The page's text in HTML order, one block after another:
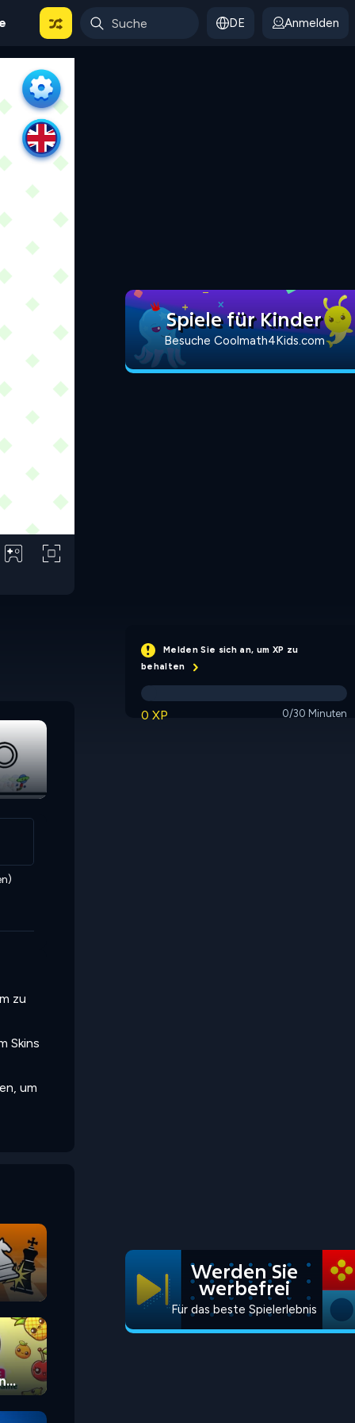
DE Anmelden
Amidst the Sky
zu
Skins
um
Spiele für Kinder
Besuche Coolmath4Kids.com
Melden Sie sich an, um XP zu
behalten
0 XP 0/30 Minuten
Werden Sie
werbefrei
Für das beste Spielerlebnis